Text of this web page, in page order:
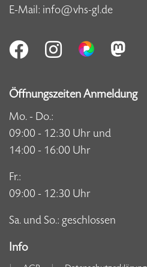
E-Mail: info@vhs-gl.de
Öffnungszeiten Anmeldung
Mo. - Do.:
09:00 - 12:30 Uhr und
14:00 - 16:00 Uhr
Fr.:
09:00 - 12:30 Uhr
Sa. und So.: geschlossen
Info